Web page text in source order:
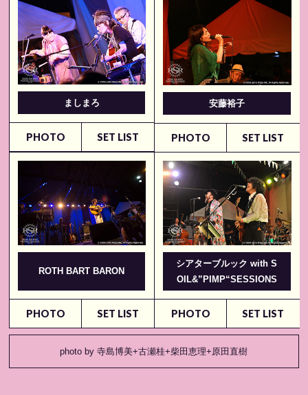
ましまろ
PHOTO SET LIST
安藤裕子
PHOTO SET LIST
ROTH BART BARON
PHOTO SET LIST
シアターブルック with S
OIL&”PIMP“SESSIONS
PHOTO SET LIST
photo by 寺島博美+古瀬桂+柴田恵理+原田直樹